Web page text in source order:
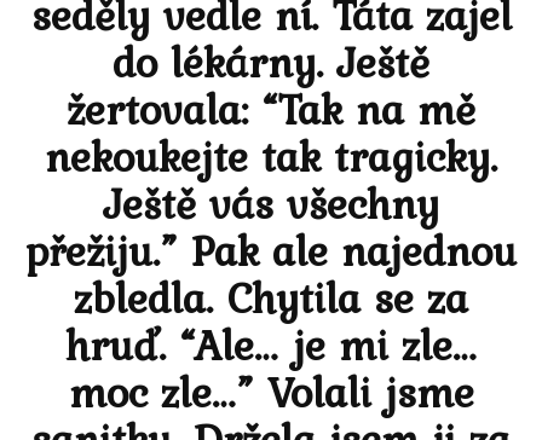
seděly vedle ní. Táta zajel
do lékárny. Ještě
žertovala: “Tak na mě
nekoukejte tak tragicky.
Ještě vás všechny
přežiju.” Pak ale najednou
zbledla. Chytila se za
hruď. “Ale… je mi zle…
moc zle…” Volali jsme